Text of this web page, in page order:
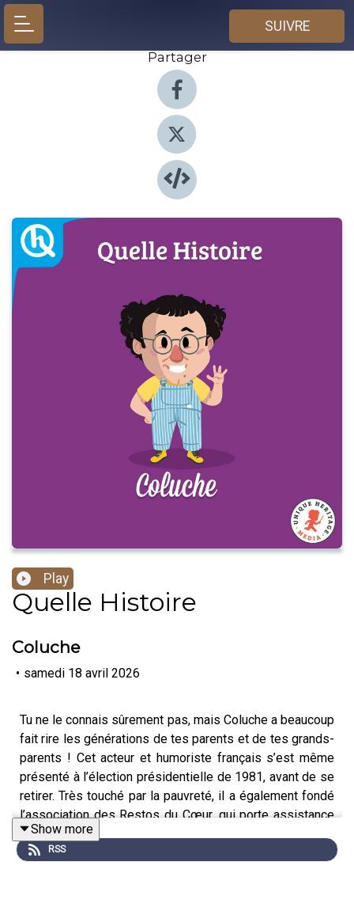
SUIVRE
Partager
Play
Quelle Histoire
Coluche
• samedi 18 avril 2026
Tu ne le connais sûrement pas, mais Coluche a beaucoup
fait rire les générations de tes parents et de tes grands-
parents ! Cet acteur et humoriste français s’est même
présenté à l’élection présidentielle de 1981, avant de se
retirer. Très touché par la pauvreté, il a également fondé
l’association des Restos du Cœur, qui porte assistance
aux plus démunis. Plonge dans l’univers de ce
personnage haut en couleurs !
Show more
RSS